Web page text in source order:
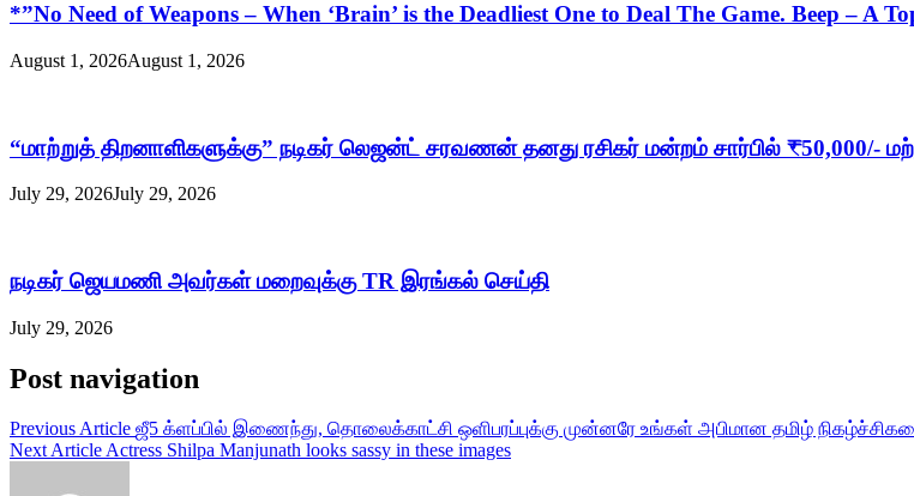
*”No Need of Weapons – When ‘Brain’ is the Deadliest One to Deal The Game. Beep – A
August 1, 2026August 1, 2026
“மாற்றுத் திறனாளிகளுக்கு” நடிகர் லெஜன்ட் சரவணன் தனது ரசிகர் மன்றம் சார்பில் ₹50,000/-
July 29, 2026July 29, 2026
நடிகர் ஜெயமணி அவர்கள் மறைவுக்கு TR இரங்கல் செய்தி
July 29, 2026
Post navigation
Previous Article ஜீ5 க்ளப்பில் இணைந்து, தொலைக்காட்சி ஒளிபரப்புக்கு முன்னரே உங்கள் அபிமான தமிழ்
Next ArticleActress Shilpa Manjunath looks sassy in these images